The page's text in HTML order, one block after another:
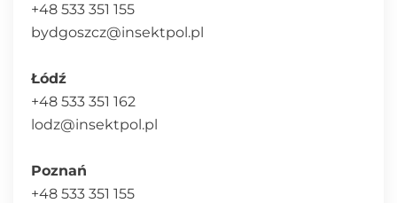
+48 533 351 155
bydgoszcz@insektpol.pl
Łódź
+48 533 351 162
lodz@insektpol.pl
Poznań
+48 533 351 155